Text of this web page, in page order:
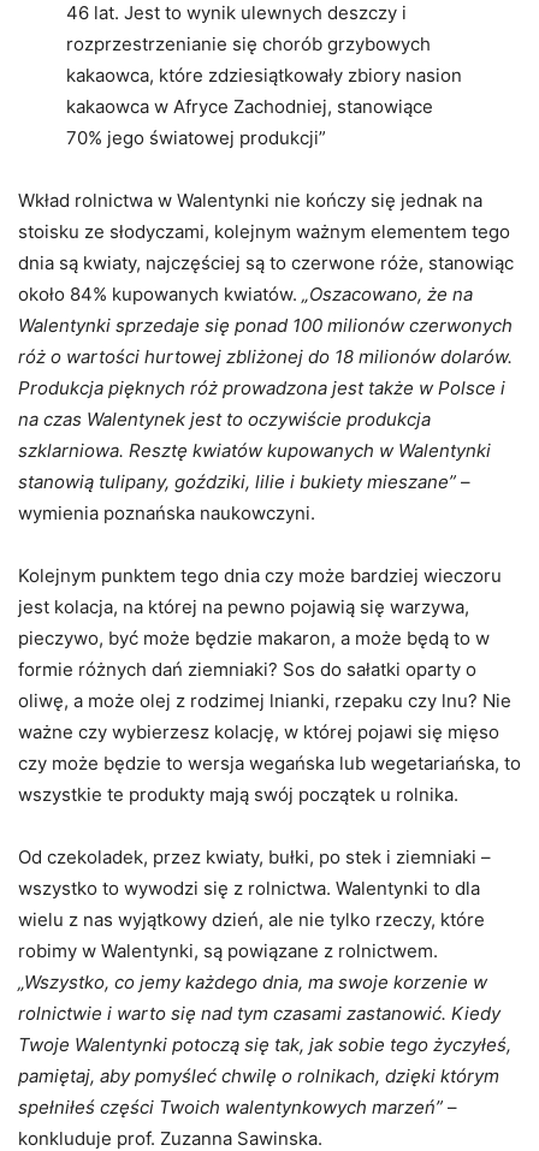
46 lat. Jest to wynik ulewnych deszczy i
rozprzestrzenianie się chorób grzybowych
kakaowca, które zdziesiątkowały zbiory nasion
kakaowca w Afryce Zachodniej, stanowiące
70% jego światowej produkcji”
Wkład rolnictwa w Walentynki nie kończy się jednak na
stoisku ze słodyczami, kolejnym ważnym elementem tego
dnia są kwiaty, najczęściej są to czerwone róże, stanowiąc
około 84% kupowanych kwiatów. „Oszacowano, że na
Walentynki sprzedaje się ponad 100 milionów czerwonych
róż o wartości hurtowej zbliżonej do 18 milionów dolarów.
Produkcja pięknych róż prowadzona jest także w Polsce i
na czas Walentynek jest to oczywiście produkcja
szklarniowa. Resztę kwiatów kupowanych w Walentynki
stanowią tulipany, goździki, lilie i bukiety mieszane” –
wymienia poznańska naukowczyni.
Kolejnym punktem tego dnia czy może bardziej wieczoru
jest kolacja, na której na pewno pojawią się warzywa,
pieczywo, być może będzie makaron, a może będą to w
formie różnych dań ziemniaki? Sos do sałatki oparty o
oliwę, a może olej z rodzimej lnianki, rzepaku czy lnu? Nie
ważne czy wybierzesz kolację, w której pojawi się mięso
czy może będzie to wersja wegańska lub wegetariańska, to
wszystkie te produkty mają swój początek u rolnika.
Od czekoladek, przez kwiaty, bułki, po stek i ziemniaki –
wszystko to wywodzi się z rolnictwa. Walentynki to dla
wielu z nas wyjątkowy dzień, ale nie tylko rzeczy, które
robimy w Walentynki, są powiązane z rolnictwem.
„Wszystko, co jemy każdego dnia, ma swoje korzenie w
rolnictwie i warto się nad tym czasami zastanowić. Kiedy
Twoje Walentynki potoczą się tak, jak sobie tego życzyłeś,
pamiętaj, aby pomyśleć chwilę o rolnikach, dzięki którym
spełniłeś części Twoich walentynkowych marzeń” –
konkluduje prof. Zuzanna Sawinska.